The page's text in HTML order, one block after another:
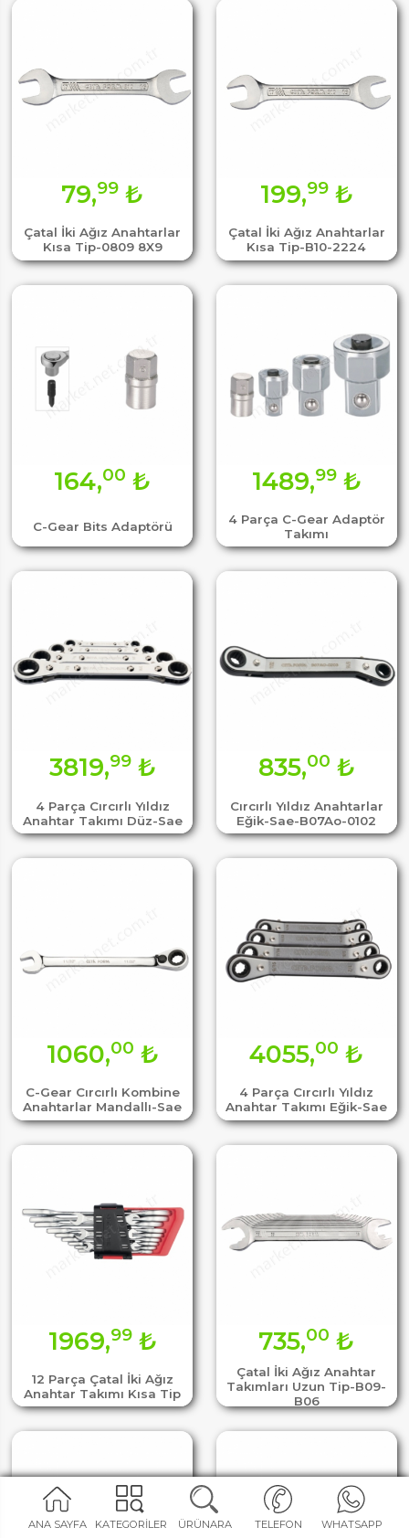
ANA SAYFA KATEGORİLER ÜRÜNARA TELEFON WHATSAPP
Çatal İki Ağız Anahtarlar
Kısa Tip-0809 8X9
79,99 ₺
Çatal İki Ağız Anahtarlar
Kısa Tip-B10-2224
199,99₺
C-Gear Bits Adaptörü
164,00 ₺
4 Parça C-Gear Adaptör
Takımı
1489,99₺
4 Parça Cırcırlı Yıldız
Anahtar Takımı Düz-Sae
3819,99₺
Cırcırlı Yıldız Anahtarlar
Eğik-Sae-B07Ao-0102
835,00 ₺
C-Gear Cırcırlı Kombine
Anahtarlar Mandallı-Sae
1060,00 ₺
4 Parça Cırcırlı Yıldız
Anahtar Takımı Eğik-Sae
4055,00 ₺
12 Parça Çatal İki Ağız
Anahtar Takımı Kısa Tip
1969,99₺
Çatal İki Ağız Anahtar
Takımları Uzun Tip-B09-
B06
735,00 ₺